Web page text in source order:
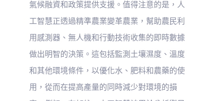
氣候融資和政策提供支援。值得注意的是，人
工智慧正透過精準農業變革農業，幫助農民利
用感測器、無人機和行動技術收集的即時數據
做出明智的決策。這包括監測土壤濕度、溫度
和其他環境條件，以優化水、肥料和農藥的使
用，從而在提高產量的同時減少對環境的損